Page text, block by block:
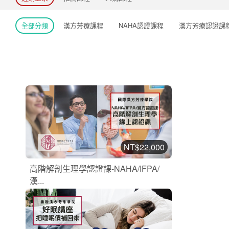
全部分類 漢方芳療課程 NAHA認證課程 漢方芳療認證課
NT$22,000
高階解剖生理學認證課-NAHA/IFPA/
漢...
NAHA認證課程 加入購物車
購買後有效期限：2026-11-26
41
2